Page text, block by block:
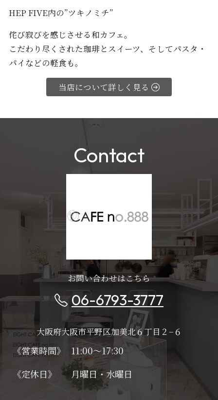
HEP FIVE内の”ツキノミチ”
侘び寂びを感じさせる和カフェ。
こだわり尽くされた珈琲とスイーツ、そしてパスタ・
パイなどの軽食も。
当店について詳しく見る
Contact
お問い合わせはこちら
06-6793-3777
大阪府大阪市平野区加美北６丁目２−６
《営業時間》
11:00～17:30
《定休日》 月曜日・水曜日